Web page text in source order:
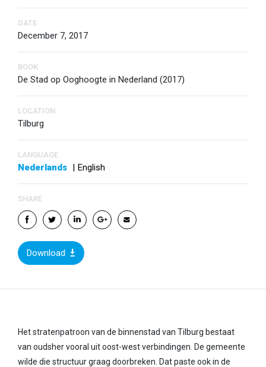
DATE
December 7, 2017
BOOK
De Stad op Ooghoogte in Nederland (2017)
LOCATION
Tilburg
LANGUAGE
Nederlands | English
SHARE
Download
Het stratenpatroon van de binnenstad van Tilburg bestaat
van oudsher vooral uit oost-west verbindingen. De gemeente
wilde die structuur graag doorbreken. Dat paste ook in de